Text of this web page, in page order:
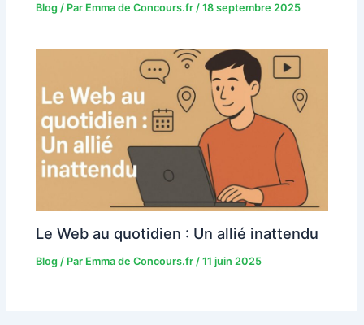
Blog / Par Emma de Concours.fr /18 septembre 2025
Le Web au quotidien : Un allié inattendu
Blog / Par Emma de Concours.fr/11 juin 2025